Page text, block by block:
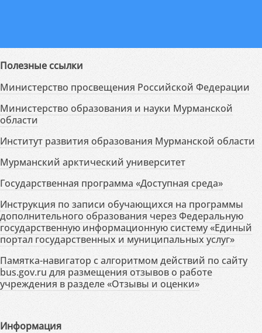
Полезные ссылки
Министерство просвещения Российской Федерации
Министерство образования и науки Мурманской
области
Институт развития образования Мурманской области
Мурманский арктический университет
Государственная программа «Доступная среда»
Инструкция по записи обучающихся на программы
дополнительного образования через Федеральную
государственную информационную систему «Единый
портал государственных и муниципальных услуг»
Памятка-навигатор с алгоритмом действий по сайту
bus.gov.ru для размещения отзывов о работе
учреждения в разделе «Отзывы и оценки»
Информация